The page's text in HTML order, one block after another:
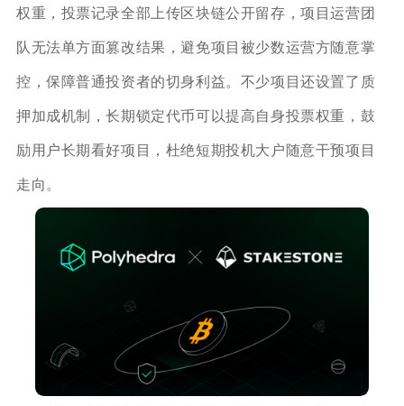
权重，投票记录全部上传区块链公开留存，项目运营团
队无法单方面篡改结果，避免项目被少数运营方随意掌
控，保障普通投资者的切身利益。不少项目还设置了质
押加成机制，长期锁定代币可以提高自身投票权重，鼓
励用户长期看好项目，杜绝短期投机大户随意干预项目
走向。